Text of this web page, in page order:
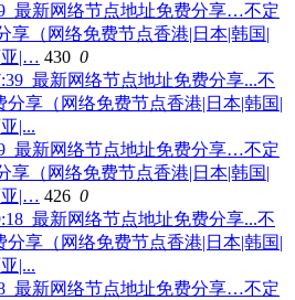
最新网络节点地址免费分享…不定
（网络免费节点香港|日本|韩国|
亚|… 430 0
最新网络节点地址免费分享…不定
（网络免费节点香港|日本|韩国|
亚|… 426 0
最新网络节点地址免费分享…不定